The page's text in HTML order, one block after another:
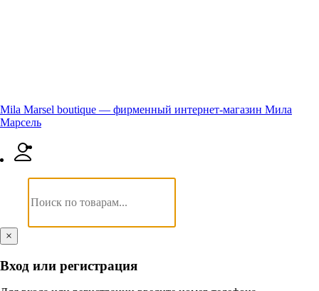
Mila Marsel boutique — фирменный интернет-магазин Мила
Марсель
×
Вход или регистрация